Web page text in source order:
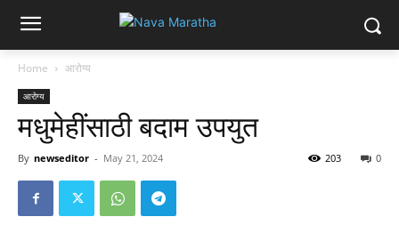
Home आरोग्य
आरोग्य
मधुमेहींसाठी बदाम उपयुत
By newseditor - May 21, 2024 0
203